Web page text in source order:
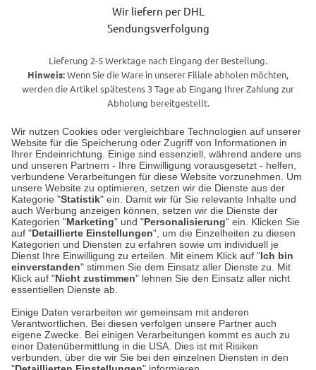
Wir nutzen Cookies oder vergleichbare Technologien auf unserer
Website für die Speicherung oder Zugriff von Informationen in
Ihrer Endeinrichtung. Einige sind essenziell, während andere uns
und unseren Partnern - Ihre Einwilligung vorausgesetzt - helfen,
verbundene Verarbeitungen für diese Website vorzunehmen. Um
unsere Website zu optimieren, setzen wir die Dienste aus der
Kategorie "Statistik" ein. Damit wir für Sie relevante Inhalte und
auch Werbung anzeigen können, setzen wir die Dienste der
Kategorien "Marketing" und "Personalisierung" ein. Klicken Sie
auf "Detaillierte Einstellungen", um die Einzelheiten zu diesen
Kategorien und Diensten zu erfahren sowie um individuell je
Dienst Ihre Einwilligung zu erteilen. Mit einem Klick auf "Ich bin
einverstanden" stimmen Sie dem Einsatz aller Dienste zu. Mit
Klick auf "Nicht zustimmen" lehnen Sie den Einsatz aller nicht
essentiellen Dienste ab.
Einige Daten verarbeiten wir gemeinsam mit anderen
Verantwortlichen. Bei diesen verfolgen unsere Partner auch
eigene Zwecke. Bei einigen Verarbeitungen kommt es auch zu
einer Datenübermittlung in die USA. Dies ist mit Risiken
verbunden, über die wir Sie bei den einzelnen Diensten in den
Wir liefern per DHL
Sendungsverfolgung
Lieferung 2-5 Werktage nach Eingang der Bestellung.
Hinweis:Wenn Sie die Ware in unserer Filiale abholen möchten,
werden die Artikel spätestens 3 Tage ab Eingang Ihrer Zahlung zur
Abholung bereitgestellt.
Unser Geschäft in Meckenheim
Auf dem Steinbüchel 6
53340 Meckenheim
Montag bis Samstag 9:00 Uhr bis 18:00 Uhr
weitere Information
Hier finden Sie uns im Netz